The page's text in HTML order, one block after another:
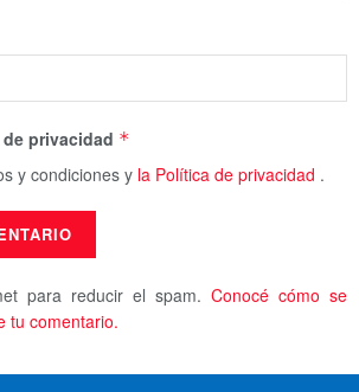
privacidad *
y condiciones y la Política de privacidad .
para reducir el spam. Conocé cómo se
tu comentario.